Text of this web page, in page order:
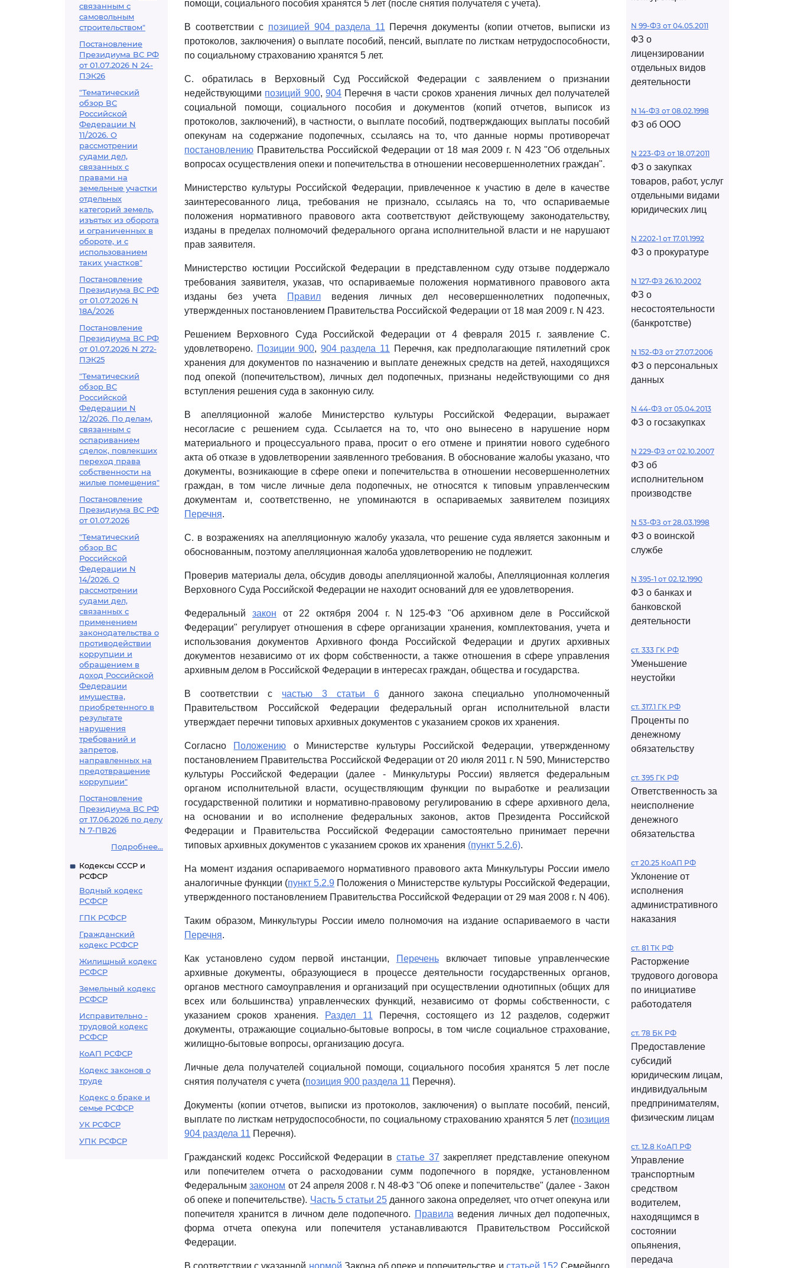
связанным с
самовольным
строительством"
Постановление
Президиума ВС РФ
от 01.07.2026 N 24-
ПЭК26
"Тематический
обзор ВС
Российской
Федерации N
11/2026. О
рассмотрении
судами дел,
связанных с
правами на
земельные участки
отдельных
категорий земель,
изъятых из оборота
и ограниченных в
обороте, и с
использованием
таких участков"
Постановление
Президиума ВС РФ
от 01.07.2026 N
18А/2026
Постановление
Президиума ВС РФ
от 01.07.2026 N 272-
ПЭК25
"Тематический
обзор ВС
Российской
Федерации N
12/2026. По делам,
связанным с
оспариванием
сделок, повлекших
переход права
собственности на
жилые помещения"
Постановление
Президиума ВС РФ
от 01.07.2026
"Тематический
обзор ВС
Российской
Федерации N
14/2026. О
рассмотрении
судами дел,
связанных с
применением
законодательства о
противодействии
коррупции и
обращением в
доход Российской
Федерации
имущества,
приобретенного в
результате
нарушения
требований и
запретов,
направленных на
предотвращение
коррупции"
Постановление
Президиума ВС РФ
от 17.06.2026 по делу
N 7-ПВ26
Подробнее...
Кодексы СССР и
РСФСР
Водный кодекс
РСФСР
ГПК РСФСР
Гражданский
кодекс РСФСР
Жилищный кодекс
РСФСР
Земельный кодекс
РСФСР
Исправительно -
трудовой кодекс
РСФСР
КоАП РСФСР
Кодекс законов о
труде
Кодекс о браке и
семье РСФСР
УК РСФСР
УПК РСФСР
помощи, социального пособия хранятся 5 лет (после снятия получателя с учета).
В соответствии с позицией 904 раздела 11 Перечня документы (копии отчетов, выписки из
протоколов, заключения) о выплате пособий, пенсий, выплате по листкам нетрудоспособности,
по социальному страхованию хранятся 5 лет.
С. обратилась в Верховный Суд Российской Федерации с заявлением о признании
недействующими позиций 900,904 Перечня в части сроков хранения личных дел получателей
социальной помощи, социального пособия и документов (копий отчетов, выписок из
протоколов, заключений), в частности, о выплате пособий, подтверждающих выплаты пособий
опекунам на содержание подопечных, ссылаясь на то, что данные нормы противоречат
постановлению Правительства Российской Федерации от 18 мая 2009 г. N 423 "Об отдельных
вопросах осуществления опеки и попечительства в отношении несовершеннолетних граждан".
Министерство культуры Российской Федерации, привлеченное к участию в деле в качестве
заинтересованного лица, требования не признало, ссылаясь на то, что оспариваемые
положения нормативного правового акта соответствуют действующему законодательству,
изданы в пределах полномочий федерального органа исполнительной власти и не нарушают
прав заявителя.
Министерство юстиции Российской Федерации в представленном суду отзыве поддержало
требования заявителя, указав, что оспариваемые положения нормативного правового акта
изданы без учета
Правил ведения личных дел несовершеннолетних подопечных,
утвержденных постановлением Правительства Российской Федерации от 18 мая 2009 г. N 423.
Решением Верховного Суда Российской Федерации от 4 февраля 2015 г. заявление С.
удовлетворено. Позиции 900, 904 раздела 11 Перечня, как предполагающие пятилетний срок
хранения для документов по назначению и выплате денежных средств на детей, находящихся
под опекой (попечительством), личных дел подопечных, признаны недействующими со дня
вступления решения суда в законную силу.
В апелляционной жалобе Министерство культуры Российской Федерации, выражает
несогласие с решением суда. Ссылается на то, что оно вынесено в нарушение норм
материального и процессуального права, просит о его отмене и принятии нового судебного
акта об отказе в удовлетворении заявленного требования. В обоснование жалобы указано, что
документы, возникающие в сфере опеки и попечительства в отношении несовершеннолетних
граждан, в том числе личные дела подопечных, не относятся к типовым управленческим
документам и, соответственно, не упоминаются в оспариваемых заявителем позициях
Перечня.
С. в возражениях на апелляционную жалобу указала, что решение суда является законным и
обоснованным, поэтому апелляционная жалоба удовлетворению не подлежит.
Проверив материалы дела, обсудив доводы апелляционной жалобы, Апелляционная коллегия
Верховного Суда Российской Федерации не находит оснований для ее удовлетворения.
Федеральный закон от 22 октября 2004 г. N 125-ФЗ "Об архивном деле в Российской
Федерации" регулирует отношения в сфере организации хранения, комплектования, учета и
использования документов Архивного фонда Российской Федерации и других архивных
документов независимо от их форм собственности, а также отношения в сфере управления
архивным делом в Российской Федерации в интересах граждан, общества и государства.
В соответствии с частью 3 статьи 6 данного закона специально уполномоченный
Правительством Российской Федерации федеральный орган исполнительной власти
утверждает перечни типовых архивных документов с указанием сроков их хранения.
Согласно Положению о Министерстве культуры Российской Федерации, утвержденному
постановлением Правительства Российской Федерации от 20 июля 2011 г. N 590, Министерство
культуры Российской Федерации (далее - Минкультуры России) является федеральным
органом исполнительной власти, осуществляющим функции по выработке и реализации
государственной политики и нормативно-правовому регулированию в сфере архивного дела,
на основании и во исполнение федеральных законов, актов Президента Российской
Федерации и Правительства Российской Федерации самостоятельно принимает перечни
типовых архивных документов с указанием сроков их хранения (пункт 5.2.6).
На момент издания оспариваемого нормативного правового акта Минкультуры России имело
аналогичные функции (пункт 5.2.9 Положения о Министерстве культуры Российской Федерации,
утвержденного постановлением Правительства Российской Федерации от 29 мая 2008 г. N 406).
Таким образом, Минкультуры России имело полномочия на издание оспариваемого в части
Перечня.
Как установлено судом первой инстанции, Переченьвключает типовые управленческие
архивные документы, образующиеся в процессе деятельности государственных органов,
органов местного самоуправления и организаций при осуществлении однотипных (общих для
всех или большинства) управленческих функций, независимо от формы собственности, с
указанием сроков хранения.
Раздел 11 Перечня, состоящего из 12 разделов, содержит
документы, отражающие социально-бытовые вопросы, в том числе социальное страхование,
жилищно-бытовые вопросы, организацию досуга.
Личные дела получателей социальной помощи, социального пособия хранятся 5 лет после
снятия получателя с учета (позиция 900 раздела 11 Перечня).
Документы (копии отчетов, выписки из протоколов, заключения) о выплате пособий, пенсий,
выплате по листкам нетрудоспособности, по социальному страхованию хранятся 5 лет (позиция
904 раздела 11 Перечня).
Гражданский кодекс Российской Федерации в статье 37 закрепляет представление опекуном
или попечителем отчета о расходовании сумм подопечного в порядке, установленном
Федеральнымзаконом от 24 апреля 2008 г. N 48-ФЗ "Об опеке и попечительстве" (далее - Закон
об опеке и попечительстве). Часть 5 статьи 25 данного закона определяет, что отчет опекуна или
попечителя хранится в личном деле подопечного. Правила ведения личных дел подопечных,
форма отчета опекуна или попечителя устанавливаются Правительством Российской
Федерации.
В соответствии с указанной нормой Закона об опеке и попечительстве и статьей 152 Семейного
N 99-ФЗ от 04.05.2011
ФЗ о
лицензировании
отдельных видов
деятельности
N 14-ФЗ от 08.02.1998
ФЗ об ООО
N 223-ФЗ от 18.07.2011
ФЗ о закупках
товаров, работ, услуг
отдельными видами
юридических лиц
N 2202-1 от 17.01.1992
ФЗ о прокуратуре
N 127-ФЗ 26.10.2002
ФЗ о
несостоятельности
(банкротстве)
N 152-ФЗ от 27.07.2006
ФЗ о персональных
данных
N 44-ФЗ от 05.04.2013
ФЗ о госзакупках
N 229-ФЗ от 02.10.2007
ФЗ об
исполнительном
производстве
N 53-ФЗ от 28.03.1998
ФЗ о воинской
службе
N 395-1 от 02.12.1990
ФЗ о банках и
банковской
деятельности
ст. 333 ГК РФ
Уменьшение
неустойки
ст. 317.1 ГК РФ
Проценты по
денежному
обязательству
ст. 395 ГК РФ
Ответственность за
неисполнение
денежного
обязательства
ст 20.25 КоАП РФ
Уклонение от
исполнения
административного
наказания
ст. 81 ТК РФ
Расторжение
трудового договора
по инициативе
работодателя
ст. 78 БК РФ
Предоставление
субсидий
юридическим лицам,
индивидуальным
предпринимателям,
физическим лицам
ст. 12.8 КоАП РФ
Управление
транспортным
средством
водителем,
находящимся в
состоянии
опьянения,
передача